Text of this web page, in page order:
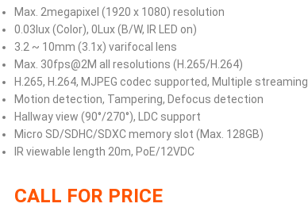
Max. 2megapixel (1920 x 1080) resolution
0.03lux (Color), 0Lux (B/W, IR LED on)
3.2 ~ 10mm (3.1x) varifocal lens
Max. 30fps@2M all resolutions (H.265/H.264)
H.265, H.264, MJPEG codec supported, Multiple streaming
Motion detection, Tampering, Defocus detection
Hallway view (90°/270°), LDC support
Micro SD/SDHC/SDXC memory slot (Max. 128GB)
IR viewable length 20m, PoE/12VDC
CALL FOR PRICE